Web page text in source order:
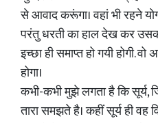
से आवाद करूंगा। वहां भी रहने
परंतु धरती का हाल देख कर
इच्छा ही समाप्त हो गयी होगी.
होगा।
कभी-कभी मुझे लगता है कि सूर्य,
तारा समझते है। कहीं सूर्य ही वह